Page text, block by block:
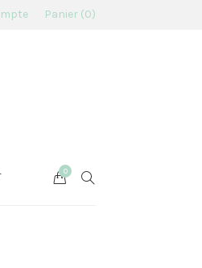
Panier 0
SEARCH
Cart
0